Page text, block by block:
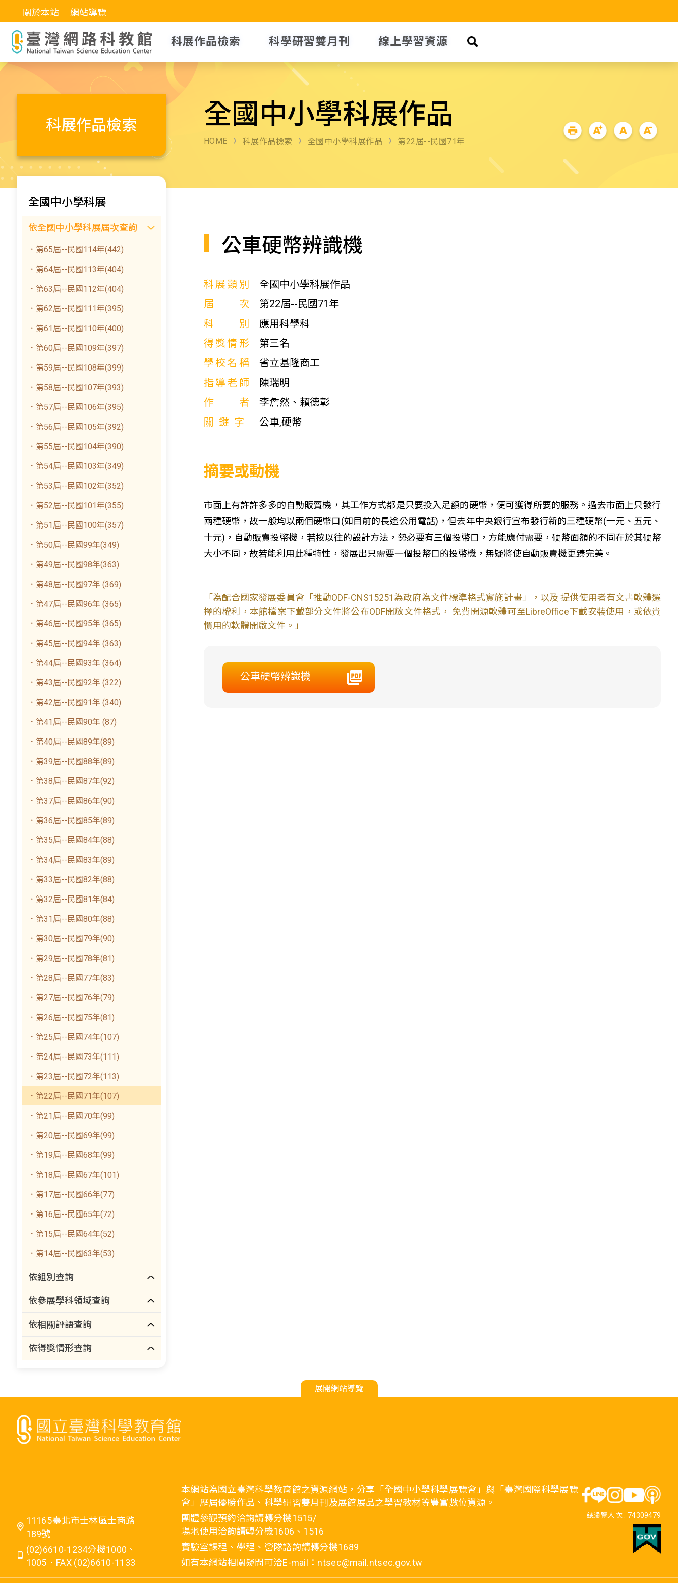
關於本站 網站導覽
科展作品檢索 科學研習雙月刊 線上學習資源
科展作品檢索 全國中小學科展作品
HOME 科展作品檢索 全國中小學科展作品 第22屆--民國71年
全國中小學科展
依全國中小學科展屆次查詢
．第65屆--民國114年(442)
．第64屆--民國113年(404)
．第63屆--民國112年(404)
．第62屆--民國111年(395)
．第61屆--民國110年(400)
．第60屆--民國109年(397)
．第59屆--民國108年(399)
．第58屆--民國107年(393)
．第57屆--民國106年(395)
．第56屆--民國105年(392)
．第55屆--民國104年(390)
．第54屆--民國103年(349)
．第53屆--民國102年(352)
．第52屆--民國101年(355)
．第51屆--民國100年(357)
．第50屆--民國99年(349)
．第49屆--民國98年(363)
．第48屆--民國97年 (369)
．第47屆--民國96年 (365)
．第46屆--民國95年 (365)
．第45屆--民國94年 (363)
．第44屆--民國93年 (364)
．第43屆--民國92年 (322)
．第42屆--民國91年 (340)
．第41屆--民國90年 (87)
．第40屆--民國89年(89)
．第39屆--民國88年(89)
．第38屆--民國87年(92)
．第37屆--民國86年(90)
．第36屆--民國85年(89)
．第35屆--民國84年(88)
．第34屆--民國83年(89)
．第33屆--民國82年(88)
．第32屆--民國81年(84)
．第31屆--民國80年(88)
．第30屆--民國79年(90)
．第29屆--民國78年(81)
．第28屆--民國77年(83)
．第27屆--民國76年(79)
．第26屆--民國75年(81)
．第25屆--民國74年(107)
．第24屆--民國73年(111)
．第23屆--民國72年(113)
．第22屆--民國71年(107)
．第21屆--民國70年(99)
．第20屆--民國69年(99)
．第19屆--民國68年(99)
．第18屆--民國67年(101)
．第17屆--民國66年(77)
．第16屆--民國65年(72)
．第15屆--民國64年(52)
．第14屆--民國63年(53)
依組別查詢
依參展學科領域查詢
依相關評語查詢
依得獎情形查詢
公車硬幣辨識機
科展類別
全國中小學科展作品
屆次
第22屆--民國71年
科別
應用科學科
得獎情形
第三名
學校名稱
省立基隆商工
指導老師
陳瑞明
作者
李詹然、賴德彰
關鍵字
公車,硬幣
摘要或動機
市面上有許許多多的自動販賣機，其工作方式都是只要投入足額的硬幣，便可獲得所要的服務。過去市面上只發行
兩種硬幣，故一般均以兩個硬幣口(如目前的長途公用電話)，但去年中央銀行宣布發行新的三種硬幣(一元、五元、
十元)，自動販賣投幣機，若按以往的設計方法，勢必要有三個投幣口，方能應付需要，硬幣面額的不同在於其硬幣
大小不同，故若能利用此種特性，發展出只需要一個投幣口的投幣機，無疑將使自動販賣機更臻完美。
「為配合國家發展委員會「推動ODF-CNS15251為政府為文件標準格式實施計畫」，以及 提供使用者有文書軟體選
擇的權利，本館檔案下載部分文件將公布ODF開放文件格式， 免費開源軟體可至LibreOffice下載安裝使用，或依貴
慣用的軟體開啟文件。」
公車硬幣辨識機
展開網站導覽
11165臺北市士林區士商路
189號
(02)6610-1234分機1000、
1005．FAX (02)6610-1133
本網站為國立臺灣科學教育館之資源網站，分享「全國中小學科學展覽會」與「臺灣國際科學展覽
會」歷屆優勝作品、科學研習雙月刊及展館展品之學習教材等豐富數位資源。
團體參觀預約洽詢請轉分機1515/
場地使用洽詢請轉分機1606、1516
實驗室課程、學程、營隊諮詢請轉分機1689
如有本網站相關疑問可洽E-mail：ntsec@mail.ntsec.gov.tw
總瀏覽人次 : 74309479